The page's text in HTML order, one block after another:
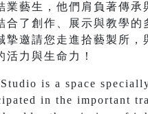
業藝生，他們肩負著傳承
合了創作、展示與教學的
摯邀請您走進拾藝製所
活力與生命力！
is a space
in the important